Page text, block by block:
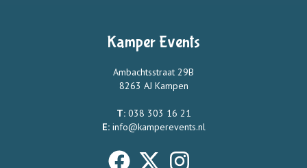
Kamper Events
Ambachtsstraat 29B
8263 AJ Kampen
T: 038 303 16 21
E: info@kamperevents.nl